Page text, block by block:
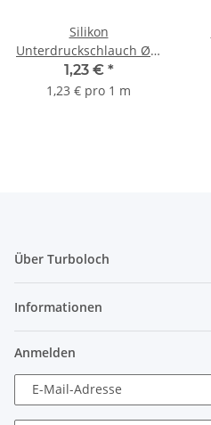
Silikon
Unterdruckschlauch Ø 4
mm - schwarz
1,23 € *
1,23 € pro 1 m
Über Turboloch
Informationen
Anmelden
E-Mail-Adresse